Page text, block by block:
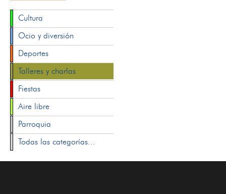
Cultura
Ocio y diversión
Deportes
Talleres y charlas
Fiestas
Aire libre
Parroquia
Todas las categorías...